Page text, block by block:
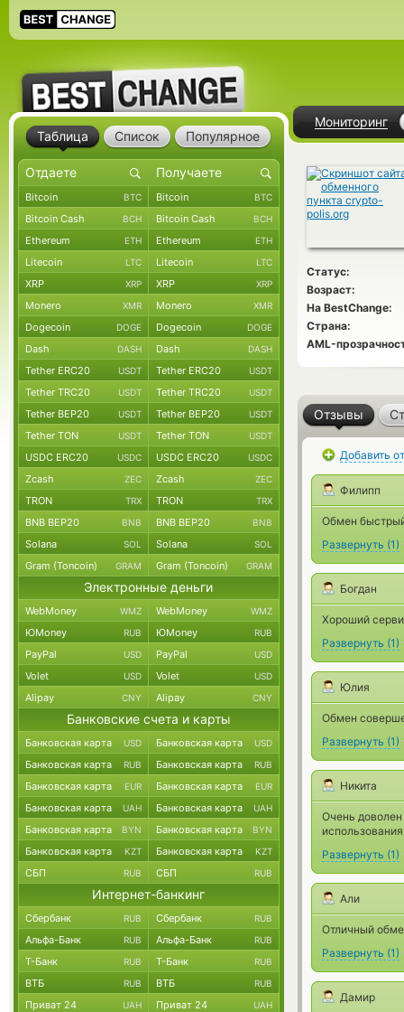
Мониторинг
Статус:
Возраст:
На BestChange:
Страна:
AML-
Отзывы
Добавить
Филипп
Обмен
Развернуть (1)
Богдан
Хороший
Развернуть (1)
Юлия
Обмен
Развернуть (1)
Никита
Очень
Развернуть (1)
Али
Отличный
Развернуть (1)
Дамир
Таблица Список Популярное
Bitcoin BTC Bitcoin BTC
Bitcoin Cash BCH Bitcoin Cash BCH
Ethereum ETH Ethereum ETH
Litecoin LTC Litecoin LTC
XRP XRP XRP XRP
Monero XMR Monero XMR
Dogecoin DOGE Dogecoin DOGE
Dash DASH Dash DASH
Tether ERC20 USDT Tether ERC20 USDT
Tether TRC20 USDT Tether TRC20 USDT
Tether BEP20 USDT Tether BEP20 USDT
Tether TON USDT Tether TON USDT
USDC ERC20 USDC USDC ERC20 USDC
Zcash ZEC Zcash ZEC
TRON TRX TRON TRX
BNB BEP20 BNB BNB BEP20 BNB
Solana SOL Solana SOL
Gram (Toncoin) GRAM Gram (Toncoin) GRAM
Электронные деньги
WebMoney WMZ WebMoney WMZ
ЮMoney RUB ЮMoney RUB
PayPal USD PayPal USD
Volet USD Volet USD
Alipay CNY Alipay CNY
Банковские счета и карты
Банковская карта USD Банковская карта USD
Банковская карта RUB Банковская карта RUB
Банковская карта EUR Банковская карта EUR
Банковская карта UAH Банковская карта UAH
Банковская карта BYN Банковская карта BYN
Банковская карта KZT Банковская карта KZT
СБП RUB СБП RUB
Интернет-банкинг
Сбербанк RUB Сбербанк RUB
Альфа-Банк RUB Альфа-Банк RUB
Т-Банк RUB Т-Банк RUB
ВТБ RUB ВТБ RUB
Приват 24 UAH Приват 24 UAH